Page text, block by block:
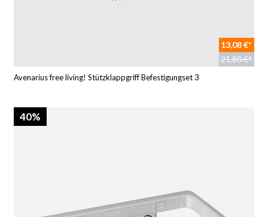
13,08 €*
21,80 €*
Avenarius free living! Stützklappgriff Befestigungset 3
40%